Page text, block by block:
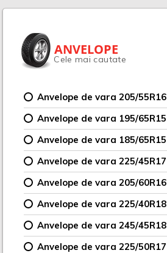
ANVELOPE
Cele mai cautate
Anvelope de vara 205/55R16
Anvelope de vara 195/65R15
Anvelope de vara 185/65R15
Anvelope de vara 225/45R17
Anvelope de vara 205/60R16
Anvelope de vara 225/40R18
Anvelope de vara 245/45R18
Anvelope de vara 225/50R17